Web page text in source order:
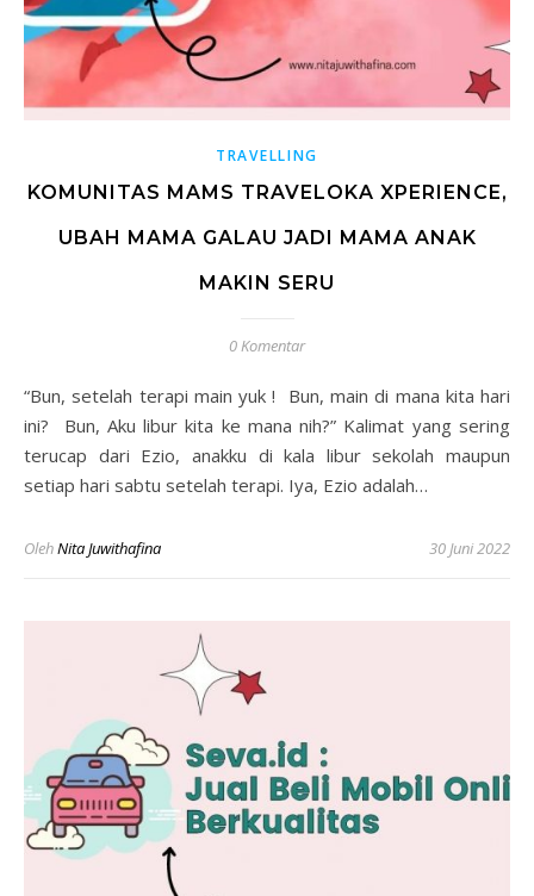
TRAVELLING
KOMUNITAS MAMS TRAVELOKA XPERIENCE,
UBAH MAMA GALAU JADI MAMA ANAK
MAKIN SERU
0 Komentar
“Bun, setelah terapi main yuk ! Bun, main di mana kita hari
ini? Bun, Aku libur kita ke mana nih?” Kalimat yang sering
terucap dari Ezio, anakku di kala libur sekolah maupun
setiap hari sabtu setelah terapi. Iya, Ezio adalah…
OlehNita Juwithafina 30 Juni 2022